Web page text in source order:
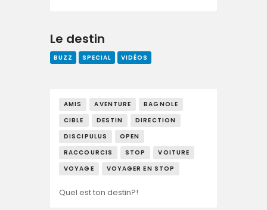
Le destin
BUZZ SPECIAL VIDÉOS
AMIS AVENTURE
BAGNOLE
CIBLE
DESTIN
DIRECTION
DISCIPULUS
OPEN
RACCOURCIS
STOP
VOITURE
VOYAGE
VOYAGER EN STOP
Quel est ton destin?!